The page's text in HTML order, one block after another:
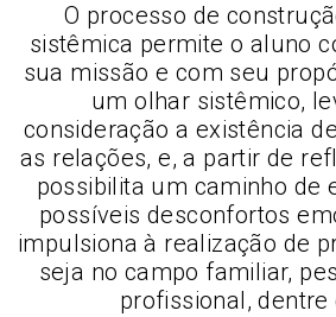
O processo de
sistêmica permite o aluno
sua missão e com seu
um olhar sistêmico,
consideração a existência
as relações, e, a partir de
possibilita um caminho de
possíveis desconfortos
impulsiona à realização de
seja no campo familiar,
profissional, dentre